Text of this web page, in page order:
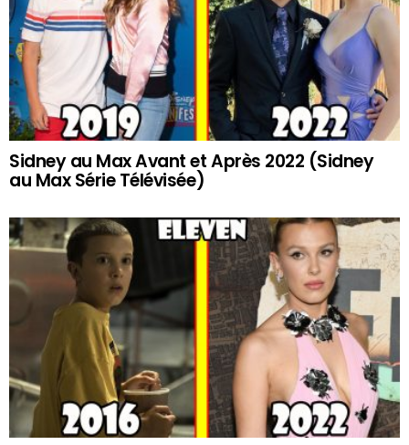
Sidney au Max Avant et Après 2022 (Sidney
au Max Série Télévisée)